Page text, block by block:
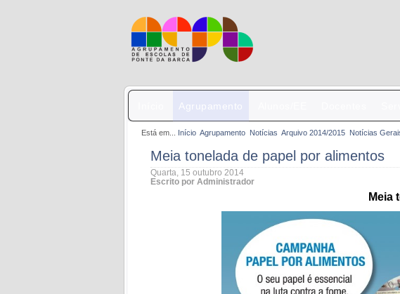
Agrupamento
Está em... Início Agrupamento Notícias Arquivo 2014/2015 Notícias
Meia tonelada de papel por alimentos
Quarta, 15 outubro 2014
Escrito por Administrador
Meia